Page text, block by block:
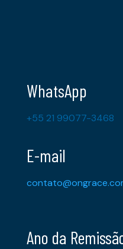
WhatsApp
+55 21 99077-3468
E-mail
Ano da